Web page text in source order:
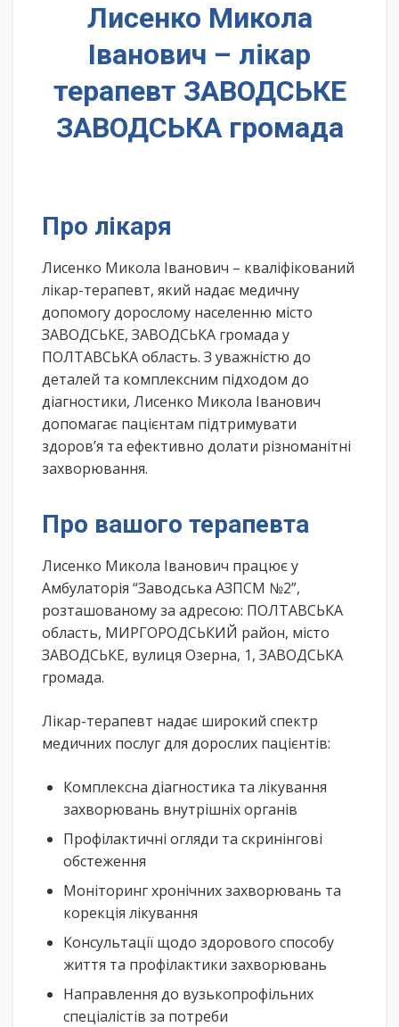
Лисенко Микола
Іванович – лікар
терапевт ЗАВОДСЬКЕ
ЗАВОДСЬКА громада
Про лікаря
Лисенко Микола Іванович – кваліфікований
лікар-терапевт, який надає медичну
допомогу дорослому населенню місто
ЗАВОДСЬКЕ, ЗАВОДСЬКА громада у
ПОЛТАВСЬКА область. З уважністю до
деталей та комплексним підходом до
діагностики, Лисенко Микола Іванович
допомагає пацієнтам підтримувати
здоров’я та ефективно долати різноманітні
захворювання.
Про вашого терапевта
Лисенко Микола Іванович працює у
Амбулаторія “Заводська АЗПСМ №2”,
розташованому за адресою: ПОЛТАВСЬКА
область, МИРГОРОДСЬКИЙ район, місто
ЗАВОДСЬКЕ, вулиця Озерна, 1, ЗАВОДСЬКА
громада.
Лікар-терапевт надає широкий спектр
медичних послуг для дорослих пацієнтів:
Комплексна діагностика та лікування
захворювань внутрішніх органів
Профілактичні огляди та скринінгові
обстеження
Моніторинг хронічних захворювань та
корекція лікування
Консультації щодо здорового способу
життя та профілактики захворювань
Направлення до вузькопрофільних
спеціалістів за потреби